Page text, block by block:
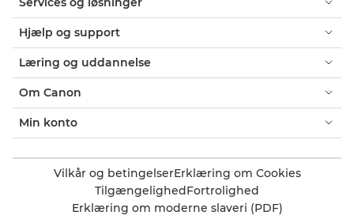
Hjælp og support
Læring og uddannelse
Om Canon
Min konto
Vilkår og betingelserErklæring om Cookies
TilgængelighedFortrolighed
Erklæring om moderne slaveri (PDF)